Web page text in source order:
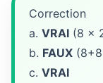
Correction
a. VRAI (8 x
b. FAUX
c. VRAI